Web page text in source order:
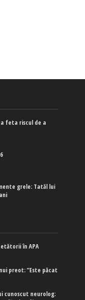
feta riscul de a
grele: Tatăl lui
în APA
preot: ”Este păcat
cunoscut neurolog: